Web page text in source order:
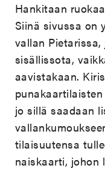
Hankitaan
Siinä sivussa on
vallan
sisällissota,
aavistakaan.
jo sillä saadaan
tilaisuutensa
naiskaarti,